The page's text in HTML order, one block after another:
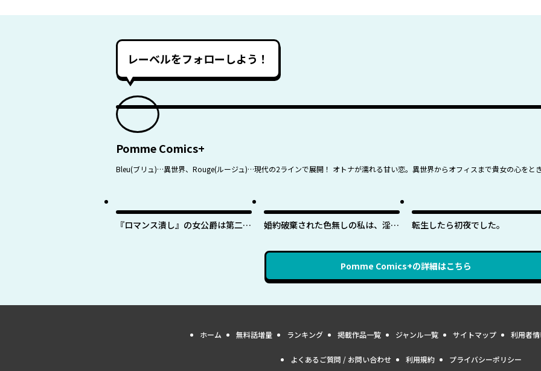
レーベルをフォローしよう！
Pomme Comics+
Bleu(ブリュ)…異世界、Rouge(ルージュ)…現代の2ラインで展開！ オトナが濡れる甘い恋。異世界からオフィスまで貴女の心をと
『ロマンス潰し』の女公爵は第二王
婚約破棄された色無しの私は、淫紋
転生したら初夜でした。
Pomme Comics+の詳細はこちら
ホーム 無料話増量 ランキング 掲載作品一覧 ジャンル一覧 サイトマップ 利用者
よくあるご質問 / お問い合わせ 利用規約 プライバシーポリシー